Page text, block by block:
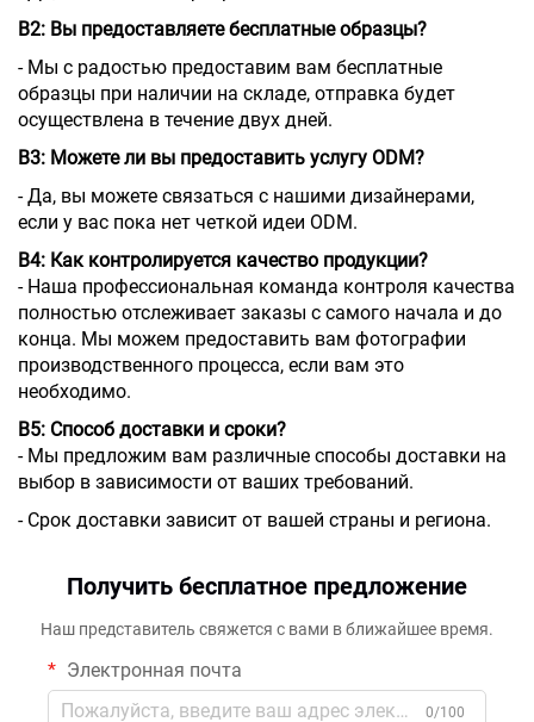
В2: Вы предоставляете бесплатные образцы?
- Мы с радостью предоставим вам бесплатные
образцы при наличии на складе, отправка будет
осуществлена в течение двух дней.
В3: Можете ли вы предоставить услугу ODM?
- Да, вы можете связаться с нашими дизайнерами,
если у вас пока нет четкой идеи ODM.
В4: Как контролируется качество продукции?
- Наша профессиональная команда контроля качества
полностью отслеживает заказы с самого начала и до
конца. Мы можем предоставить вам фотографии
производственного процесса, если вам это
необходимо.
В5: Способ доставки и сроки?
- Мы предложим вам различные способы доставки на
выбор в зависимости от ваших требований.
- Срок доставки зависит от вашей страны и региона.
Получить бесплатное предложение
Наш представитель свяжется с вами в ближайшее время.
Электронная почта
0/100